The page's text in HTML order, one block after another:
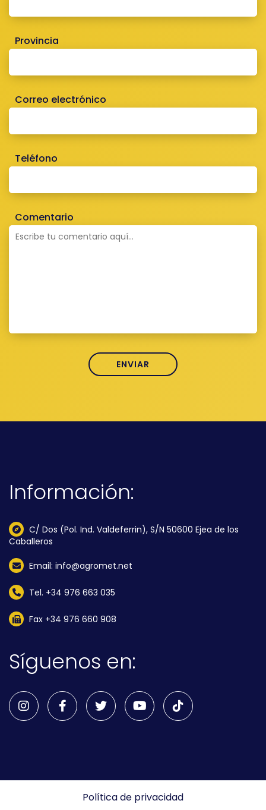
Provincia
Correo electrónico
Teléfono
Comentario
Información:
C/ Dos (Pol. Ind. Valdeferrin), S/N 50600 Ejea de los
Caballeros
Email: info@agromet.net
Tel. +34 976 663 035
Fax +34 976 660 908
Síguenos en:
Política de privacidad